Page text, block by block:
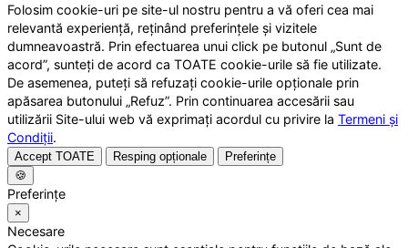
Folosim cookie-uri pe site-ul nostru pentru a vă oferi cea mai
relevantă experiență, reținând preferințele și vizitele
dumneavoastră. Prin efectuarea unui click pe butonul „Sunt de
acord”, sunteți de acord ca TOATE cookie-urile să fie utilizate.
De asemenea, puteți să refuzați cookie-urile opționale prin
apăsarea butonului „Refuz”. Prin continuarea accesării sau
utilizării Site-ului web vă exprimați acordul cu privire la Termeni și
Condiții.
Accept TOATE Resping opționale
Preferințe
🍪
Preferințe
×
Necesare